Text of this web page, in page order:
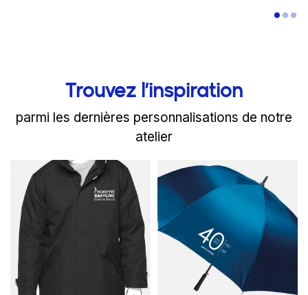
Trouvez l’inspiration
parmi les dernières personnalisations de notre
atelier
1 to 2of 8
Pour lutter contre le
Read more Le
Read more